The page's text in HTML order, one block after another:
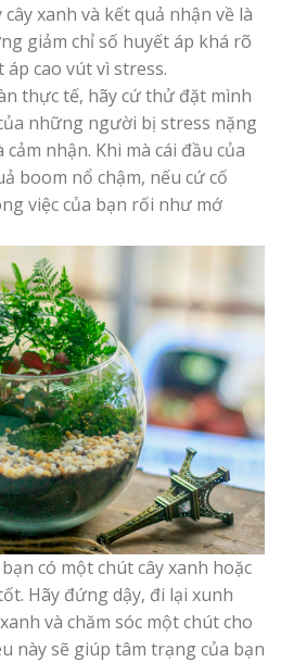
xanh và kết quả nhận về là
giảm chỉ số huyết áp khá rõ
cao vút vì stress.
thực tế, hãy cứ thử đặt mình
những người bị stress nặng
cảm nhận. Khi mà cái đầu của
boom nổ chậm, nếu cứ cố
việc của bạn rối như mớ
có một chút cây xanh hoặc
Hãy đứng dậy, đi lại xunh
và chăm sóc một chút cho
này sẽ giúp tâm trạng của bạn